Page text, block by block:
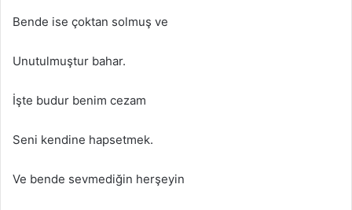
Bende ise çoktan solmuş ve
Unutulmuştur bahar.
İşte budur benim cezam
Seni kendine hapsetmek.
Ve bende sevmediğin herşeyin